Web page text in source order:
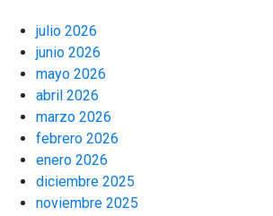
julio 2026
junio 2026
mayo 2026
abril 2026
marzo 2026
febrero 2026
enero 2026
diciembre 2025
noviembre 2025